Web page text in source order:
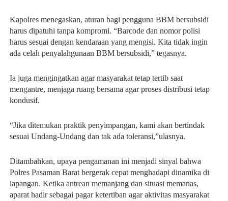
Kapolres menegaskan, aturan bagi pengguna BBM bersubsidi
harus dipatuhi tanpa kompromi. “Barcode dan nomor polisi
harus sesuai dengan kendaraan yang mengisi. Kita tidak ingin
ada celah penyalahgunaan BBM bersubsidi,” tegasnya.
Ia juga mengingatkan agar masyarakat tetap tertib saat
mengantre, menjaga ruang bersama agar proses distribusi tetap
kondusif.
“Jika ditemukan praktik penyimpangan, kami akan bertindak
sesuai Undang-Undang dan tak ada toleransi,”ulasnya.
Ditambahkan, upaya pengamanan ini menjadi sinyal bahwa
Polres Pasaman Barat bergerak cepat menghadapi dinamika di
lapangan. Ketika antrean memanjang dan situasi memanas,
aparat hadir sebagai pagar ketertiban agar aktivitas masyarakat